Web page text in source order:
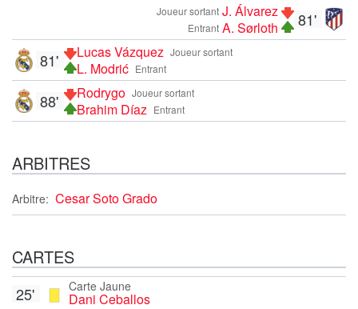
81'
Joueur sortant J. Álvarez
Entrant A. Sørloth
Joueur sortant
Lucas Vázquez
Entrant
L. Modrić
81'
Joueur sortant
Rodrygo
Entrant
Brahim Díaz
88'
ARBITRES
Arbitre: Cesar Soto Grado
CARTES
Carte Jaune
Dani Ceballos
25'